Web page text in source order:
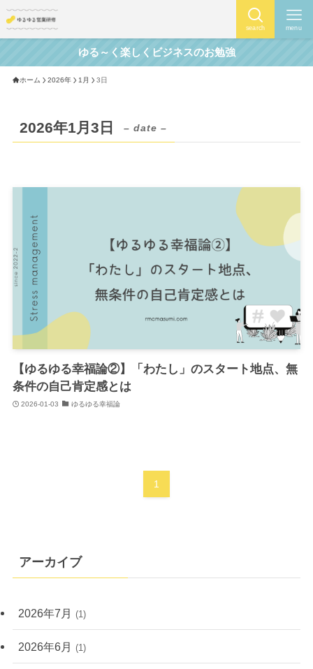
search menu
ゆる～く楽しくビジネスのお勉強
ホーム 2026年 1月 3日
2026年1月3日 – date –
【ゆるゆる幸福論②】「わたし」のスタート地点、無
条件の自己肯定感とは
2026-01-03 ゆるゆる幸福論
1
アーカイブ
2026年7月 (1)
2026年6月 (1)